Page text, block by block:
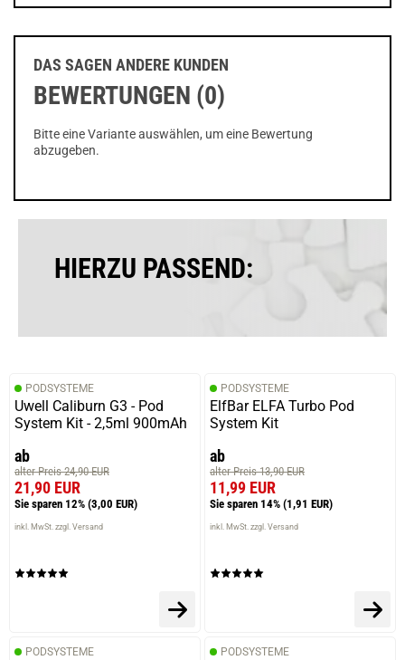
DAS SAGEN ANDERE KUNDEN
BEWERTUNGEN (0)
Bitte eine Variante auswählen, um eine Bewertung
abzugeben.
HIERZU PASSEND:
PODSYSTEME
Uwell Caliburn G3 - Pod
System Kit - 2,5ml 900mAh
ab
alter Preis 24,90 EUR
21,90 EUR
Sie sparen 12% (3,00 EUR)
inkl. MwSt. zzgl. Versand
PODSYSTEME
ElfBar ELFA Turbo Pod
System Kit
ab
alter Preis 13,90 EUR
11,99 EUR
Sie sparen 14% (1,91 EUR)
inkl. MwSt. zzgl. Versand
PODSYSTEME PODSYSTEME